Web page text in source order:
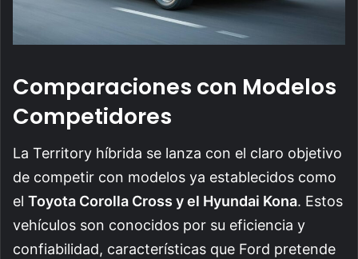
Comparaciones con Modelos
Competidores
La Territory híbrida se lanza con el claro objetivo
de competir con modelos ya establecidos como
el Toyota Corolla Cross y el Hyundai Kona. Estos
vehículos son conocidos por su eficiencia y
confiabilidad, características que Ford pretende